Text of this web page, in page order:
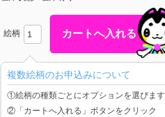
絵柄
複数絵柄のお申込みについて
①絵柄の種類ごとにオプションを選びます
②「カートへ入れる」ボタンをクリック